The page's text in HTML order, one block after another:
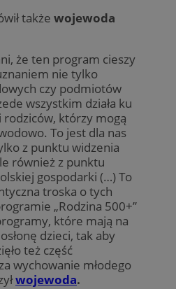
także wojewoda
że ten program cieszy
nie tylko
czy podmiotów
wszystkim działa ku
rodziców, którzy mogą
To jest dla nas
z punktu widzenia
również z punktu
gospodarki (…) To
troska o tych
„Rodzina 500+”
które mają na
dzieci, tak aby
też część
wychowanie młodego
wojewoda.